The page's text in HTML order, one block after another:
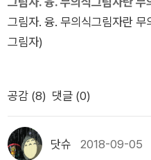
우리가 제일 쉽게 접할 수 있
박 껍질에 붙어 있는 무당벌
활짝 피어있는 잡초,... 끈기란
계속하다보면 엄청난 에너지
라보고만 있어도 한 달은 버틸
의 의견을 적극적으로 이야기
등해진다는 것이고 비밀을 털
그림자. 융. 무의식그림자란 무
그림자)
공감 (8) 댓글 (0)
닷슈 2018-09-05